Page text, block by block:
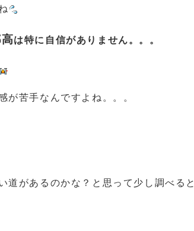
は特に自信がありません。。。
苦手なんですよね。。。
道があるのかな？と思って少し調べると